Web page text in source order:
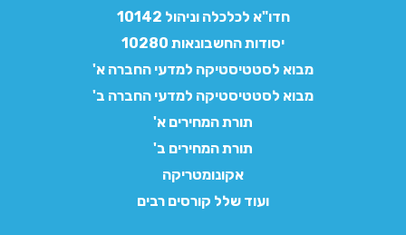
חדו"א לכלכלה וניהול 10142
יסודות החשבונאות 10280
מבוא לסטטיסטיקה למדעי החברה א'
מבוא לסטטיסטיקה למדעי החברה ב'
תורת המחירים א'
תורת המחירים ב'
אקונומטריקה
ועוד שלל קורסים רבים